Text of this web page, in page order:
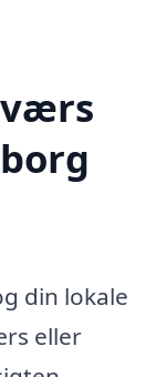
din lokale
eller